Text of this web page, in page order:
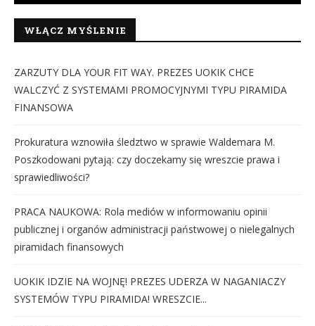
WŁĄCZ MYŚLENIE
ZARZUTY DLA YOUR FIT WAY. PREZES UOKIK CHCE
WALCZYĆ Z SYSTEMAMI PROMOCYJNYMI TYPU PIRAMIDA
FINANSOWA
Prokuratura wznowiła śledztwo w sprawie Waldemara M.
Poszkodowani pytają: czy doczekamy się wreszcie prawa i
sprawiedliwości?
PRACA NAUKOWA: Rola mediów w informowaniu opinii
publicznej i organów administracji państwowej o nielegalnych
piramidach finansowych
UOKIK IDZIE NA WOJNĘ! PREZES UDERZA W NAGANIACZY
SYSTEMÓW TYPU PIRAMIDA! WRESZCIE...